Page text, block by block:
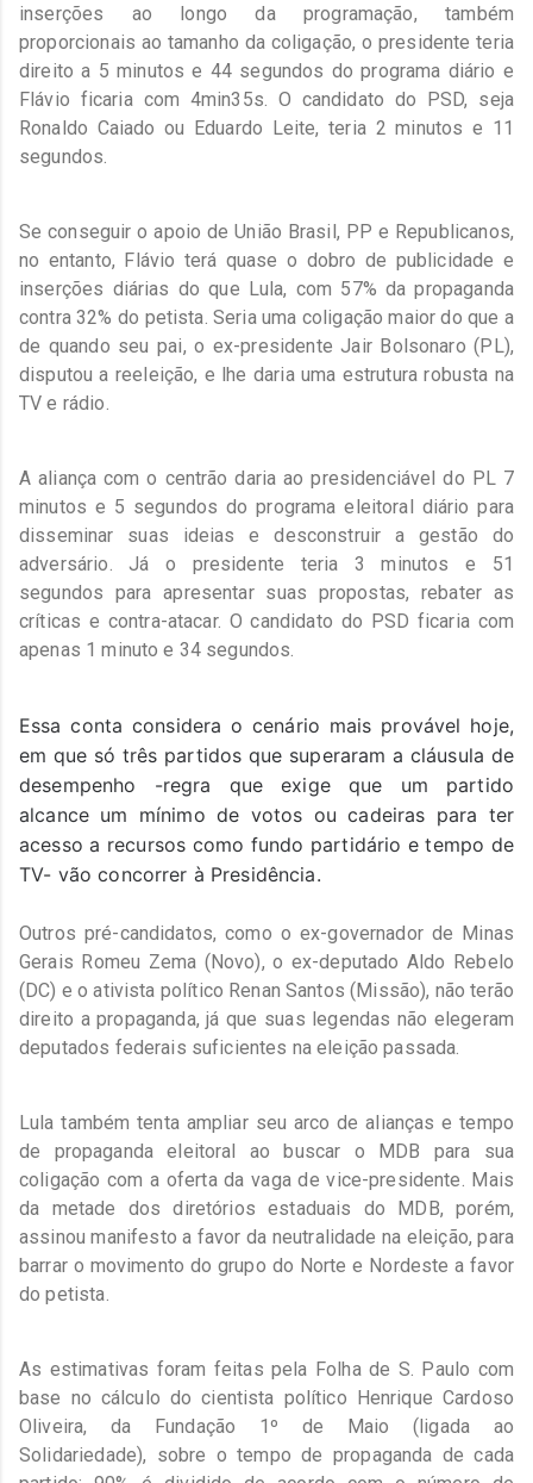
inserções ao longo da programação, também
proporcionais ao tamanho da coligação, o presidente teria
direito a 5 minutos e 44 segundos do programa diário e
Flávio ficaria com 4min35s. O candidato do PSD, seja
Ronaldo Caiado ou Eduardo Leite, teria 2 minutos e 11
segundos.
Se conseguir o apoio de União Brasil, PP e Republicanos,
no entanto, Flávio terá quase o dobro de publicidade e
inserções diárias do que Lula, com 57% da propaganda
contra 32% do petista. Seria uma coligação maior do que a
de quando seu pai, o ex-presidente Jair Bolsonaro (PL),
disputou a reeleição, e lhe daria uma estrutura robusta na
TV e rádio.
A aliança com o centrão daria ao presidenciável do PL 7
minutos e 5 segundos do programa eleitoral diário para
disseminar suas ideias e desconstruir a gestão do
adversário. Já o presidente teria 3 minutos e 51
segundos para apresentar suas propostas, rebater as
críticas e contra-atacar. O candidato do PSD ficaria com
apenas 1 minuto e 34 segundos.
Essa conta considera o cenário mais provável hoje,
em que só três partidos que superaram a cláusula de
desempenho -regra que exige que um partido
alcance um mínimo de votos ou cadeiras para ter
acesso a recursos como fundo partidário e tempo de
TV- vão concorrer à Presidência.
Outros pré-candidatos, como o ex-governador de Minas
Gerais Romeu Zema (Novo), o ex-deputado Aldo Rebelo
(DC) e o ativista político Renan Santos (Missão), não terão
direito a propaganda, já que suas legendas não elegeram
deputados federais suficientes na eleição passada.
Lula também tenta ampliar seu arco de alianças e tempo
de propaganda eleitoral ao buscar o MDB para sua
coligação com a oferta da vaga de vice-presidente. Mais
da metade dos diretórios estaduais do MDB, porém,
assinou manifesto a favor da neutralidade na eleição, para
barrar o movimento do grupo do Norte e Nordeste a favor
do petista.
As estimativas foram feitas pela Folha de S. Paulo com
base no cálculo do cientista político Henrique Cardoso
Oliveira, da Fundação 1º de Maio (ligada ao
Solidariedade), sobre o tempo de propaganda de cada